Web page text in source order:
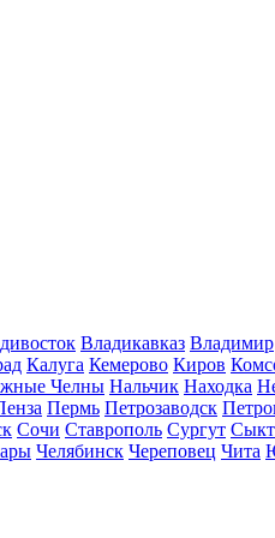
Владикавказ Владимир
Калуга Кемерово Киров
Челны Нальчик Находка
Пермь Петрозаводск
Сочи Ставрополь Сургут
Челябинск Череповец Чита